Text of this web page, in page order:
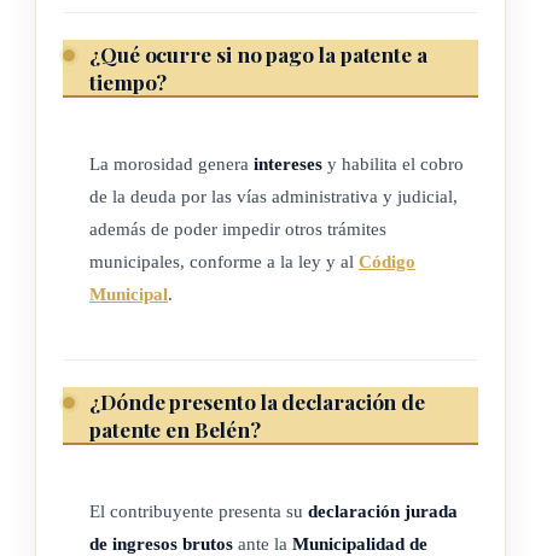
15%
15%
De tres a cinco
De seis en adelante
100%
¿Qué ocurre si no pago la patente a
tiempo?
La morosidad genera intereses y habilita el cobro
de la deuda por las vías administrativa y judicial,
además de poder impedir otros trámites
municipales, conforme a la ley y al Código
Municipal.
¿Dónde presento la declaración de
patente en Belén?
El contribuyente presenta su declaración jurada
de ingresos brutos ante la Municipalidad de